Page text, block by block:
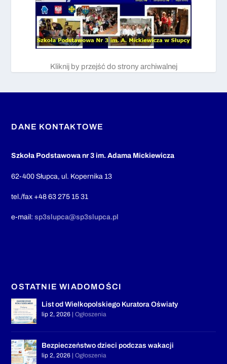
Kliknij by przejść do strony archiwalnej
DANE KONTAKTOWE
Szkoła Podstawowa nr 3 im. Adama Mickiewicza
62-400 Słupca, ul. Kopernika 13
tel./fax +48 63 275 15 31
e-mail:sp3slupca@sp3slupca.pl
OSTATNIE WIADOMOŚCI
List od Wielkopolskiego Kuratora Oświaty
lip 2, 2026 |Ogłoszenia
Bezpieczeństwo dzieci podczas wakacji
lip 2, 2026 |Ogłoszenia